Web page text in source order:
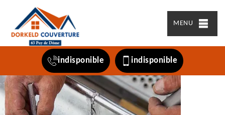
MENU
indisponible indisponible